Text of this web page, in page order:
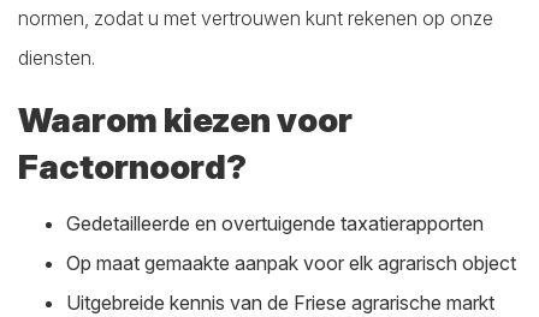
normen, zodat u met vertrouwen kunt rekenen op onze
diensten.
Waarom kiezen voor
Factornoord?
Gedetailleerde en overtuigende taxatierapporten
Op maat gemaakte aanpak voor elk agrarisch object
Uitgebreide kennis van de Friese agrarische markt